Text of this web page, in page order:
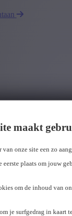
maakt
van onze site een zo
plaats om jouw
om de inhoud van
je surfgedrag in kaart